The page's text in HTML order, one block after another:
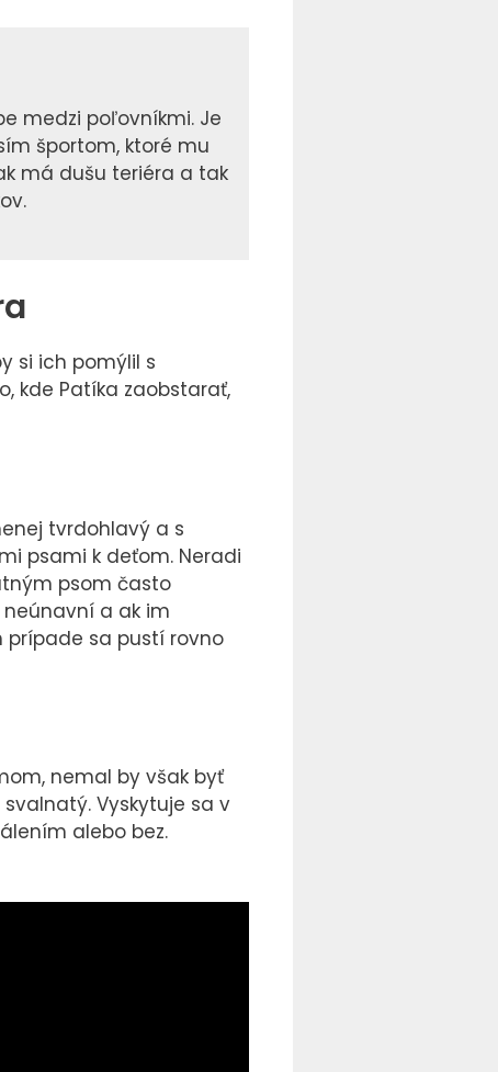
medzi poľovníkmi. Je
športom, ktoré mu
má dušu teriéra a tak
si ich pomýlil s
kde Patíka zaobstarať,
tvrdohlavý a s
psami k deťom. Neradi
psom často
a ak im
prípade sa pustí rovno
nemal by však byť
Vyskytuje sa v
alebo bez.